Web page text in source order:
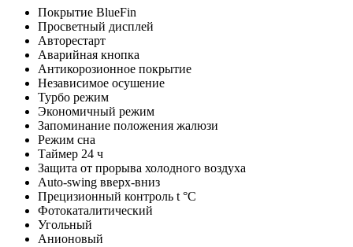
Покрытие BlueFin
Просветный дисплей
Авторестарт
Аварийная кнопка
Антикорозионное покрытие
Независимое осушение
Турбо режим
Экономичный режим
Запоминание положения жалюзи
Режим сна
Таймер 24 ч
Защита от прорыва холодного воздуха
Auto-swing вверх-вниз
Прецизионный контроль t °C
Фотокаталитический
Угольный
Анионовый